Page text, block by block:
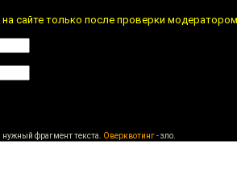
сайте только после проверки
фрагмент текста. Оверквотинг- зло.